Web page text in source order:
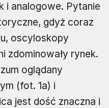
i analogowe. Pytanie
gdyż coraz
oscyloskopy
zdominowały rynek.
oglądany
(fot. 1a) i
jest dość znaczna i